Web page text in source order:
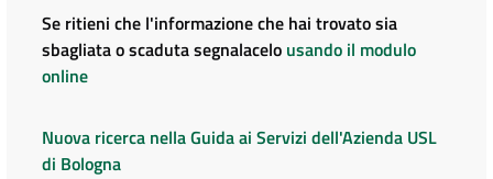
Se ritieni che l'informazione che hai trovato sia
sbagliata o scaduta segnalacelo usando il modulo
online
Nuova ricerca nella Guida ai Servizi dell'Azienda USL
di Bologna